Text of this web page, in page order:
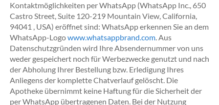
Kontaktmöglichkeiten per WhatsApp (WhatsApp Inc., 650
Castro Street, Suite 120-219 Mountain View, California,
94041 , USA) eröffnet sind: WhatsApp erkennen Sie an dem
WhatsApp-Logowww.whatsappbrand.com. Aus
Datenschutzgründen wird Ihre Absendernummer von uns
weder gespeichert noch für Werbezwecke genutzt und nach
der Abholung Ihrer Bestellung bzw. Erledigung Ihres
Anliegens der komplette Chatverlauf gelöscht. Die
Apotheke übernimmt keine Haftung für die Sicherheit der
per WhatsApp übertragenen Daten. Bei der Nutzung